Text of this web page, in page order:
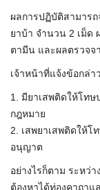
ผลการปฏิบัติสามาร
ยาบ้า จำนวน 2 เม็ด
ตามีน และผลตรวจจ
เจ้าหน้าที่แจ้งข้อกล่
1. มียาเสพติดให้โทษ
กฎหมาย
2. เสพยาเสพติดให้โ
อนุญาต
อย่างไรก็ตาม ระหว่
ต้องหาได้ท่องคาถาแ